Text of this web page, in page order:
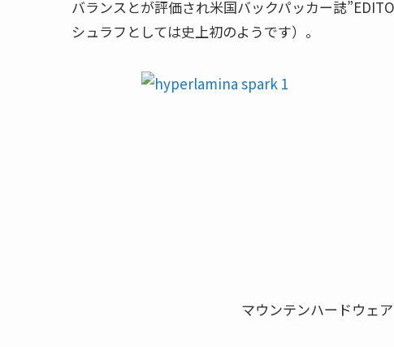
バランスとが評価され米国バックパッカー誌
シュラフとしては史上初のようです）。
マウンテンハードウェ